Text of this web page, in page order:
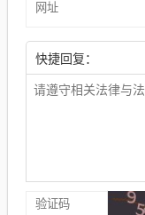
快捷回复：